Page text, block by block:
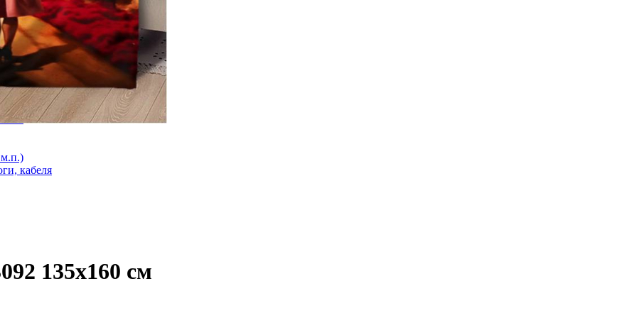
Під плитку. Клас М 1
Клас М 2
1
м.п.)
кабеля
135х160 см